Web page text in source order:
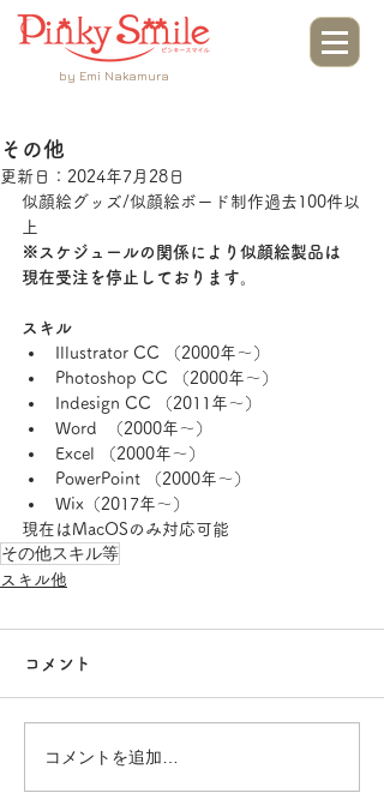
by Emi Nakamura
その他
更新日： 2024年7月28日
似顔絵グッズ/似顔絵ボード制作過去100件以
上
※スケジュールの関係により似顔絵製品は
現在受注を停止しております。
スキル
Illustrator CC （2000年〜）
Photoshop CC （2000年〜）
Indesign CC （2011年〜）
Word  （2000年〜）
Excel （2000年〜）
PowerPoint （2000年〜）
Wix（2017年〜）
現在はMacOSのみ対応可能
その他スキル等
スキル他
コメント
コメントを追加…